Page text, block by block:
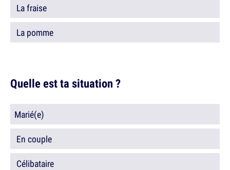
La fraise
La pomme
Quelle est ta situation ?
Marié(e)
En couple
Célibataire